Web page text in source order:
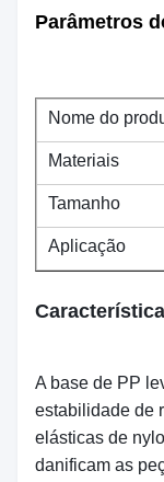
Parâmetros
Nome do
Materiais
Tamanho
Aplicação
A base de PP
estabilidade de
elásticas de
danificam as